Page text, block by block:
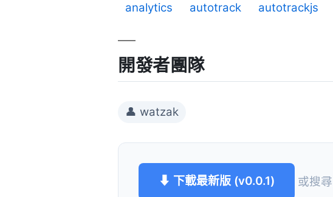
analytics autotrack autotrackjs
開發者團隊
👤 watzak
⬇ 下載最新版 (v0.0.1) 或搜